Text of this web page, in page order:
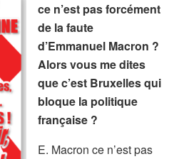
ce n’est pas forcément
de la faute
d’Emmanuel Macron ?
Alors vous me dites
que c’est Bruxelles qui
bloque la politique
française ?
E. Macron ce n’est pas